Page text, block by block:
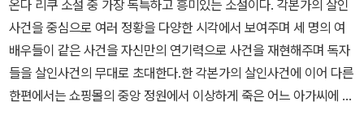
렇게 하면 오랫동안 즐길 수 있고 필요할 때 숯불을 뒤집어 몸을 따뜻
하게 할 수도 있지.어때, 알아요? 형사님. 기르는 거라고요. <p. 74>
인간은 누구나 거짓말을 하지요. 보신을 위해.. 허영 때문에.. 자존심
때문에.. 무관심, 질투, 회유, 자비, 상식, 변덕, 이 중 어떤 것이라도 거
짓말을 할 이유가 되지 않겠습니까. 오히려 거짓말을 하지 않는 이유
벼운 미스터리를 원하는 독자라면 한번더 고려해보길..
온다 리쿠 소설 중 가장 독특하고 흥미있는 소설이다. 각본가의 살인
사건을 중심으로 여러 정황을 다양한 시각에서 보여주며 세 명의 여
배우들이 같은 사건을 자신만의 연기력으로 사건을 재현해주며 독자
들을 살인사건의 무대로 초대한다.한 각본가의 살인사건에 이어 다른
한편에서는 쇼핑몰의 중앙 정원에서 이상하게 죽은 어느 아가씨에 대